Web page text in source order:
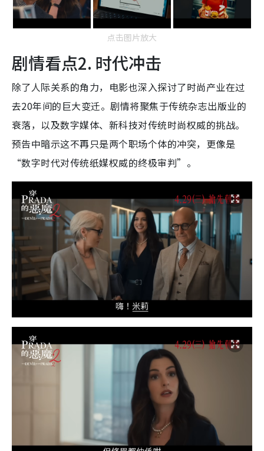
点击图片放大
剧情看点2. 时代冲击
除了人际关系的角力，电影也深入探讨了时尚产业在过
去20年间的巨大变迁。剧情将聚焦于传统杂志出版业的
衰落，以及数字媒体、新科技对传统时尚权威的挑战。
预告中暗示这不再只是两个职场个体的冲突，更像是
“数字时代对传统纸媒权威的终极审判”。